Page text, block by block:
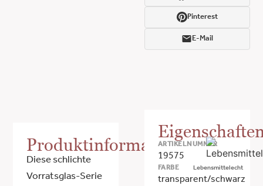
Pinterest
E-Mail
Produktinformationen
Diese schlichte
Vorratsglas-Serie
ARTIKELNUMMER
19575
FARBE
transparent/schwarz
Lebensmittelecht